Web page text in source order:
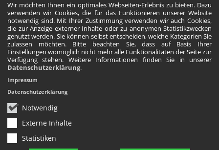
Wir möchten Ihnen ein optimales Webseiten-Erlebnis zu bieten. Dazu
verwenden wir Cookies, die für das Funktionieren unserer Website
notwendig sind. Mit Ihrer Zustimmung verwenden wir auch Cookies,
die zur Anzeige externer Inhalte oder zu anonymen Statistikzwecken
genutzt werden. Sie können selbst entscheiden, welche Kategorien Sie
zulassen möchten. Bitte beachten Sie, dass auf Basis Ihrer
Einstellungen womöglich nicht mehr alle Funktionalitäten der Seite zur
Verfügung stehen. Weitere Informationen finden Sie in unserer
Datenschutzerklärung.
Notwendig
Externe Inhalte
Statistiken
Impressum
Datenschutzerklärung